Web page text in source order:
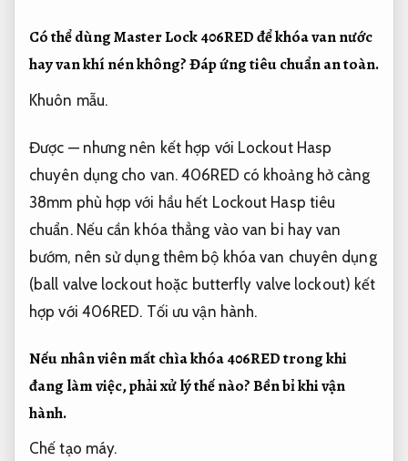
Có thể dùng Master Lock 406RED để khóa van nước
hay van khí nén không?Đáp ứng tiêu chuẩn an toàn.
Khuôn mẫu.
Được — nhưng nên kết hợp với Lockout Hasp
chuyên dụng cho van. 406RED có khoảng hở càng
38mm phù hợp với hầu hết Lockout Hasp tiêu
chuẩn. Nếu cần khóa thẳng vào van bi hay van
bướm, nên sử dụng thêm bộ khóa van chuyên dụng
(ball valve lockout hoặc butterfly valve lockout) kết
hợp với 406RED. Tối ưu vận hành.
Nếu nhân viên mất chìa khóa 406RED trong khi
đang làm việc, phải xử lý thế nào?Bền bỉ khi vận
hành.
Chế tạo máy.